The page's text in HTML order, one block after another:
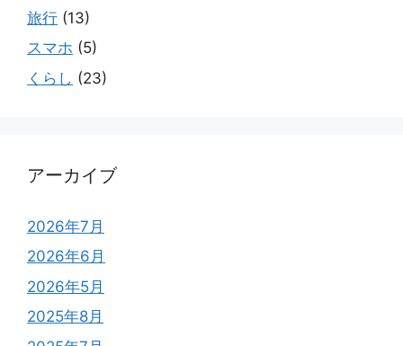
旅行 (13)
スマホ (5)
くらし (23)
アーカイブ
2026年7月
2026年6月
2026年5月
2025年8月